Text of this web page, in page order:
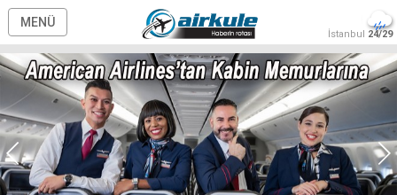
MENÜ
İstanbul 24/29